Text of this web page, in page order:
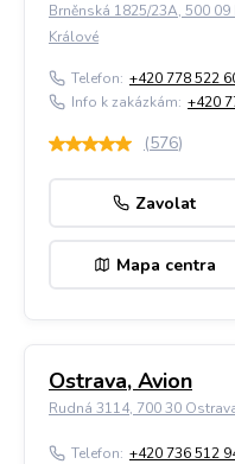
Brněnská 1825/23A, 500 09
Králové
Telefon: +420 778 522
Info k zakázkám: +420
(576)
Zavolat
Mapa centra
Ostrava, Avion
Rudná 3114, 700 30
Telefon: +420 736 512